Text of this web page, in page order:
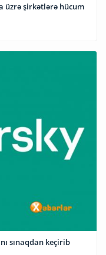
üzrə şirkətlərə hücum
sınaqdan keçirib